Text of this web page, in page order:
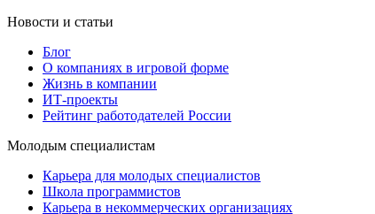
Новости и статьи
Блог
О компаниях в игровой форме
Жизнь в компании
ИТ-проекты
Рейтинг работодателей России
Молодым специалистам
Карьера для молодых специалистов
Школа программистов
Карьера в некоммерческих организациях